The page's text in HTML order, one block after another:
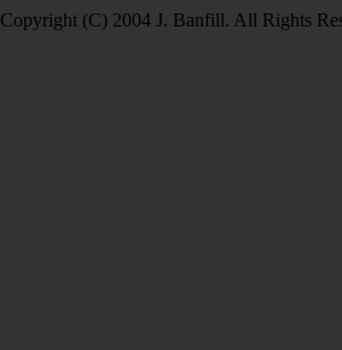
Copyright (C) 2004 J. Banfill. All Rights